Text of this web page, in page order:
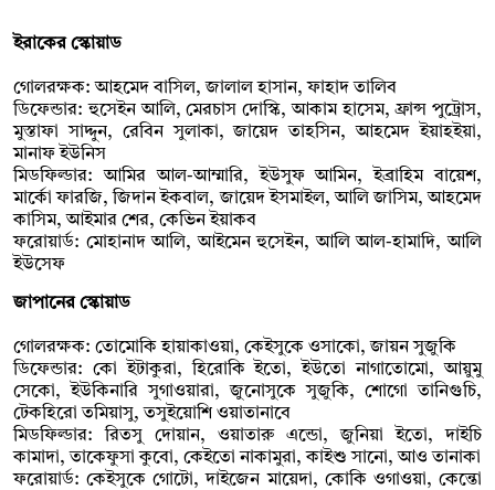
ইরাকের স্কোয়াড
গোলরক্ষক: আহমেদ বাসিল, জালাল হাসান, ফাহাদ তালিব
ডিফেন্ডার: হুসেইন আলি, মেরচাস দোস্কি, আকাম হাসেম, ফ্রান্স পুট্রোস,
মুস্তাফা সাদ্দুন, রেবিন সুলাকা, জায়েদ তাহসিন, আহমেদ ইয়াহইয়া,
মানাফ ইউনিস
মিডফিল্ডার: আমির আল-আম্মারি, ইউসুফ আমিন, ইব্রাহিম বায়েশ,
মার্কো ফারজি, জিদান ইকবাল, জায়েদ ইসমাইল, আলি জাসিম, আহমেদ
কাসিম, আইমার শের, কেভিন ইয়াকব
ফরোয়ার্ড: মোহানাদ আলি, আইমেন হুসেইন, আলি আল-হামাদি, আলি
ইউসেফ
জাপানের স্কোয়াড
গোলরক্ষক: তোমোকি হায়াকাওয়া, কেইসুকে ওসাকো, জায়ন সুজুকি
ডিফেন্ডার: কো ইটাকুরা, হিরোকি ইতো, ইউতো নাগাতোমো, আয়ুমু
সেকো, ইউকিনারি সুগাওয়ারা, জুনোসুকে সুজুকি, শোগো তানিগুচি,
টেকহিরো তমিয়াসু, তসুইয়োশি ওয়াতানাবে
মিডফিল্ডার: রিতসু দোয়ান, ওয়াতারু এন্ডো, জুনিয়া ইতো, দাইচি
কামাদা, তাকেফুসা কুবো, কেইতো নাকামুরা, কাইশু সানো, আও তানাকা
ফরোয়ার্ড: কেইসুকে গোটো, দাইজেন মায়েদা, কোকি ওগাওয়া, কেন্তো